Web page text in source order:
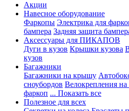
Акции
Навесное оборудование
Фаркопы Электрика для
бампера Задняя защита
Аксессуары для ПИКАПОВ
Дуги в кузов Крышки кузова
кузов
Багажники
Багажники на крышу
сноубордов Велокрепления
фаркоп ... Показать все
Полезное для всех